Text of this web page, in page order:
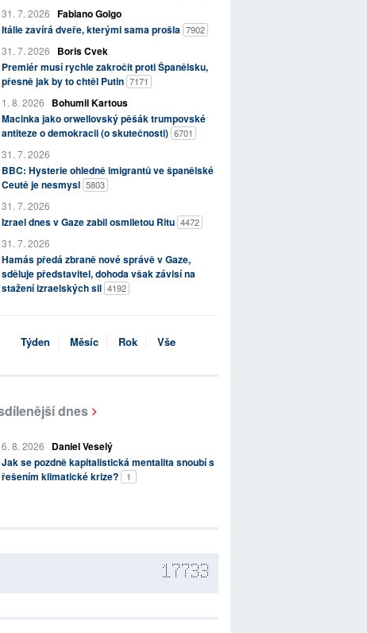
31. 7. 2026 Fabiano Golgo
Itálie zavírá dveře, kterými sama prošla 7902
31. 7. 2026
Boris Cvek
Premiér musí rychle zakročit proti Španělsku,
přesně jak by to chtěl Putin 7171
1. 8. 2026
Bohumil Kartous
Macinka jako orwellovský pěšák trumpovské
antiteze o demokracii (o skutečnosti) 6701
31. 7. 2026
BBC: Hysterie ohledně imigrantů ve španělské
Ceutě je nesmysl 5803
31. 7. 2026
Izrael dnes v Gaze zabil osmiletou Ritu 4472
31. 7. 2026
Hamás předá zbraně nové správě v Gaze,
sděluje představitel, dohoda však závisí na
stažení izraelských sil 4192
Týden Měsíc Rok Vše
dnes
6. 8. 2026
Daniel Veselý
Jak se pozdně kapitalistická mentalita snoubí s
řešením klimatické krize?
1
17733